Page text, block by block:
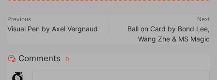
Previous
Visual Pen by Axel Vergnaud
Next
Ball on Card by Bond Lee,
Wang Zhe & MS Magic
Comments 0